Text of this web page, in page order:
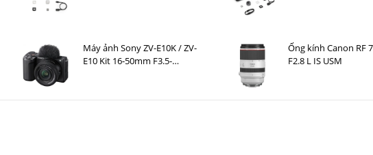
Máy ảnh Sony ZV-E10K / ZV-
E10 Kit 16-50mm F3.5-
Ống kính Canon RF
F2.8 L IS USM